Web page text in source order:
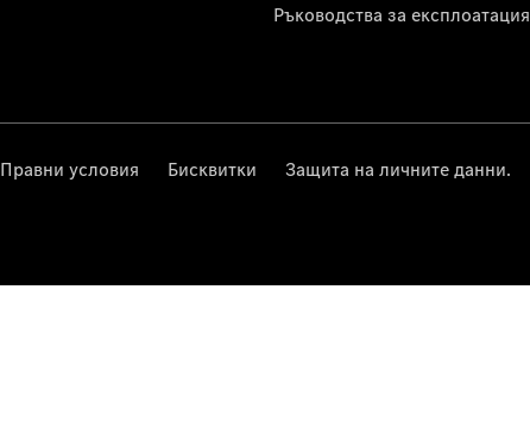
Ръководства за експлоатация
Правни условия Бисквитки Защита на личните данни.